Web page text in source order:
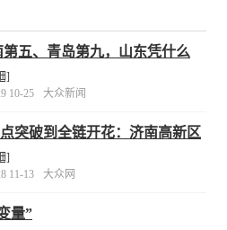
五、青岛第九，山东凭什么
]
10-25
大众新闻
突破到全链开花：济南高新区
]
11-13
大众网
量”